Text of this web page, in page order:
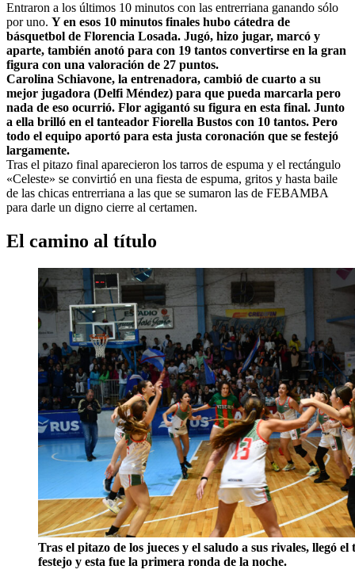
Entraron a los últimos 10 minutos con las entrerriana ganando sólo
por uno. Y en esos 10 minutos finales hubo cátedra de
básquetbol de Florencia Losada. Jugó, hizo jugar, marcó y
aparte, también anotó para con 19 tantos convertirse en la gran
figura con una valoración de 27 puntos.
Carolina Schiavone, la entrenadora, cambió de cuarto a su
mejor jugadora (Delfi Méndez) para que pueda marcarla pero
nada de eso ocurrió. Flor agigantó su figura en esta final. Junto
a ella brilló en el tanteador Fiorella Bustos con 10 tantos. Pero
todo el equipo aportó para esta justa coronación que se festejó
largamente.
Tras el pitazo final aparecieron los tarros de espuma y el rectángulo
«Celeste» se convirtió en una fiesta de espuma, gritos y hasta baile
de las chicas entrerriana a las que se sumaron las de FEBAMBA
para darle un digno cierre al certamen.
El camino al título
Tras el pitazo de los jueces y el saludo a sus rivales, llegó el
festejo y esta fue la primera ronda de la noche.